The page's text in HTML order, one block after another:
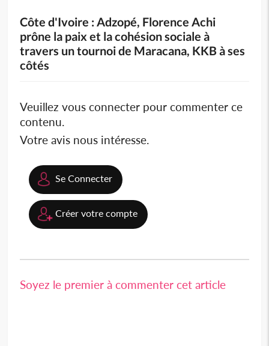
Côte d'Ivoire : Adzopé, Florence Achi
prône la paix et la cohésion sociale à
travers un tournoi de Maracana, KKB à ses
côtés
Veuillez vous connecter pour commenter ce
contenu.
Votre avis nous intéresse.
Se Connecter
Créer votre compte
Soyez le premier à commenter cet article